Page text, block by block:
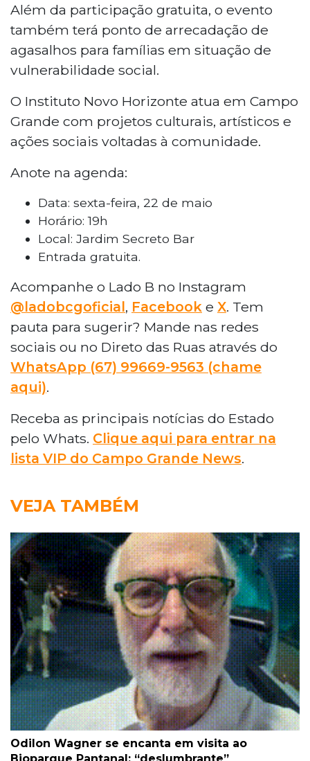
Além da participação gratuita, o evento
também terá ponto de arrecadação de
agasalhos para famílias em situação de
vulnerabilidade social.
O Instituto Novo Horizonte atua em Campo
Grande com projetos culturais, artísticos e
ações sociais voltadas à comunidade.
Anote na agenda:
Data: sexta-feira, 22 de maio
Horário: 19h
Local: Jardim Secreto Bar
Entrada gratuita.
Acompanhe o Lado B no Instagram
@ladobcgoficial, Facebook e X. Tem
pauta para sugerir? Mande nas redes
sociais ou no Direto das Ruas através do
WhatsApp (67) 99669-9563 (chame
aqui).
Receba as principais notícias do Estado
pelo Whats. Clique aqui para entrar na
lista VIP do Campo Grande News.
VEJA TAMBÉM
Odilon Wagner se encanta em visita ao